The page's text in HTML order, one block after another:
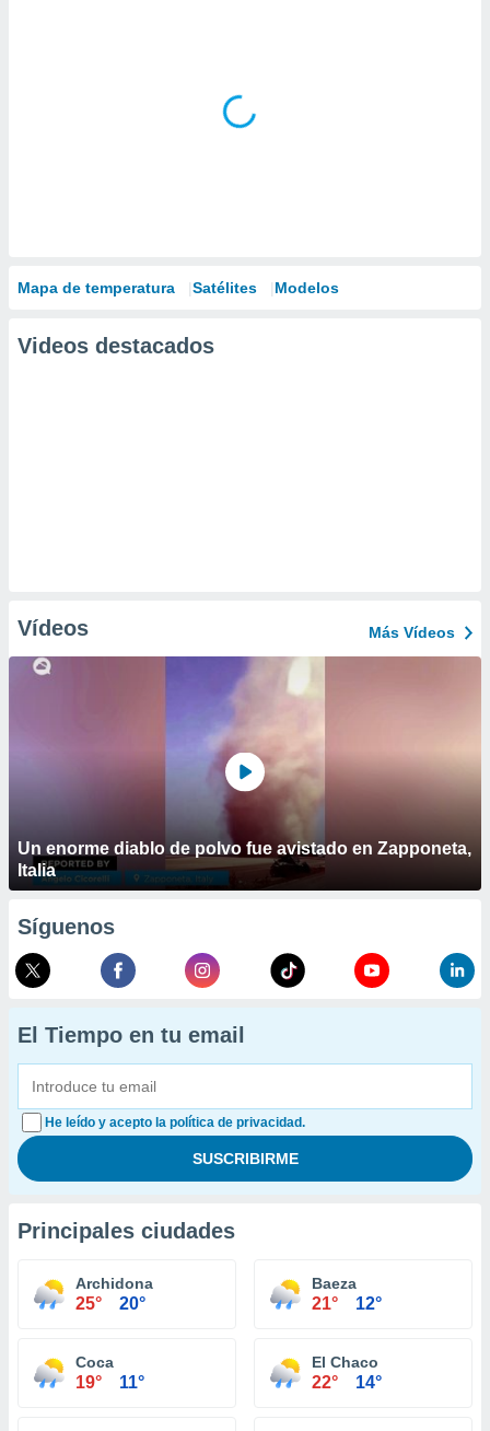
Mapa de temperatura Satélites Modelos
Videos destacados
Vídeos Más Vídeos
Un enorme diablo de polvo fue avistado en Zapponeta,
Italia
Síguenos
El Tiempo en tu email
He leído y acepto la política de privacidad.
Principales ciudades
Archidona
25° 20°
Baeza
21° 12°
Coca
19° 11°
El Chaco
22° 14°